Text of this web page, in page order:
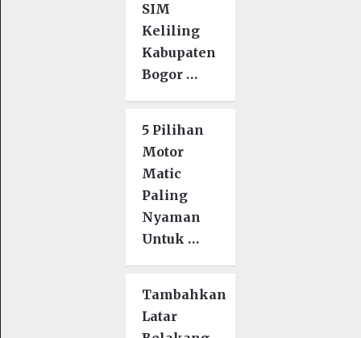
SIM
Keliling
Kabupaten
Bogor …
5 Pilihan
Motor
Matic
Paling
Nyaman
Untuk …
Tambahkan
Latar